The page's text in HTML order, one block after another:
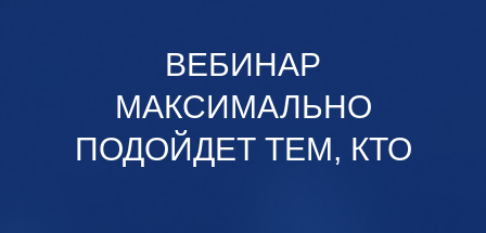
ВЕБИНАР
МАКСИМАЛЬНО
ПОДОЙДЕТ ТЕМ, КТО